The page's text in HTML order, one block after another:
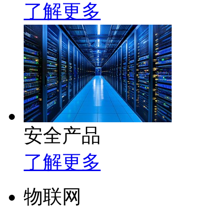
了解更多
安全产品
了解更多
物联网